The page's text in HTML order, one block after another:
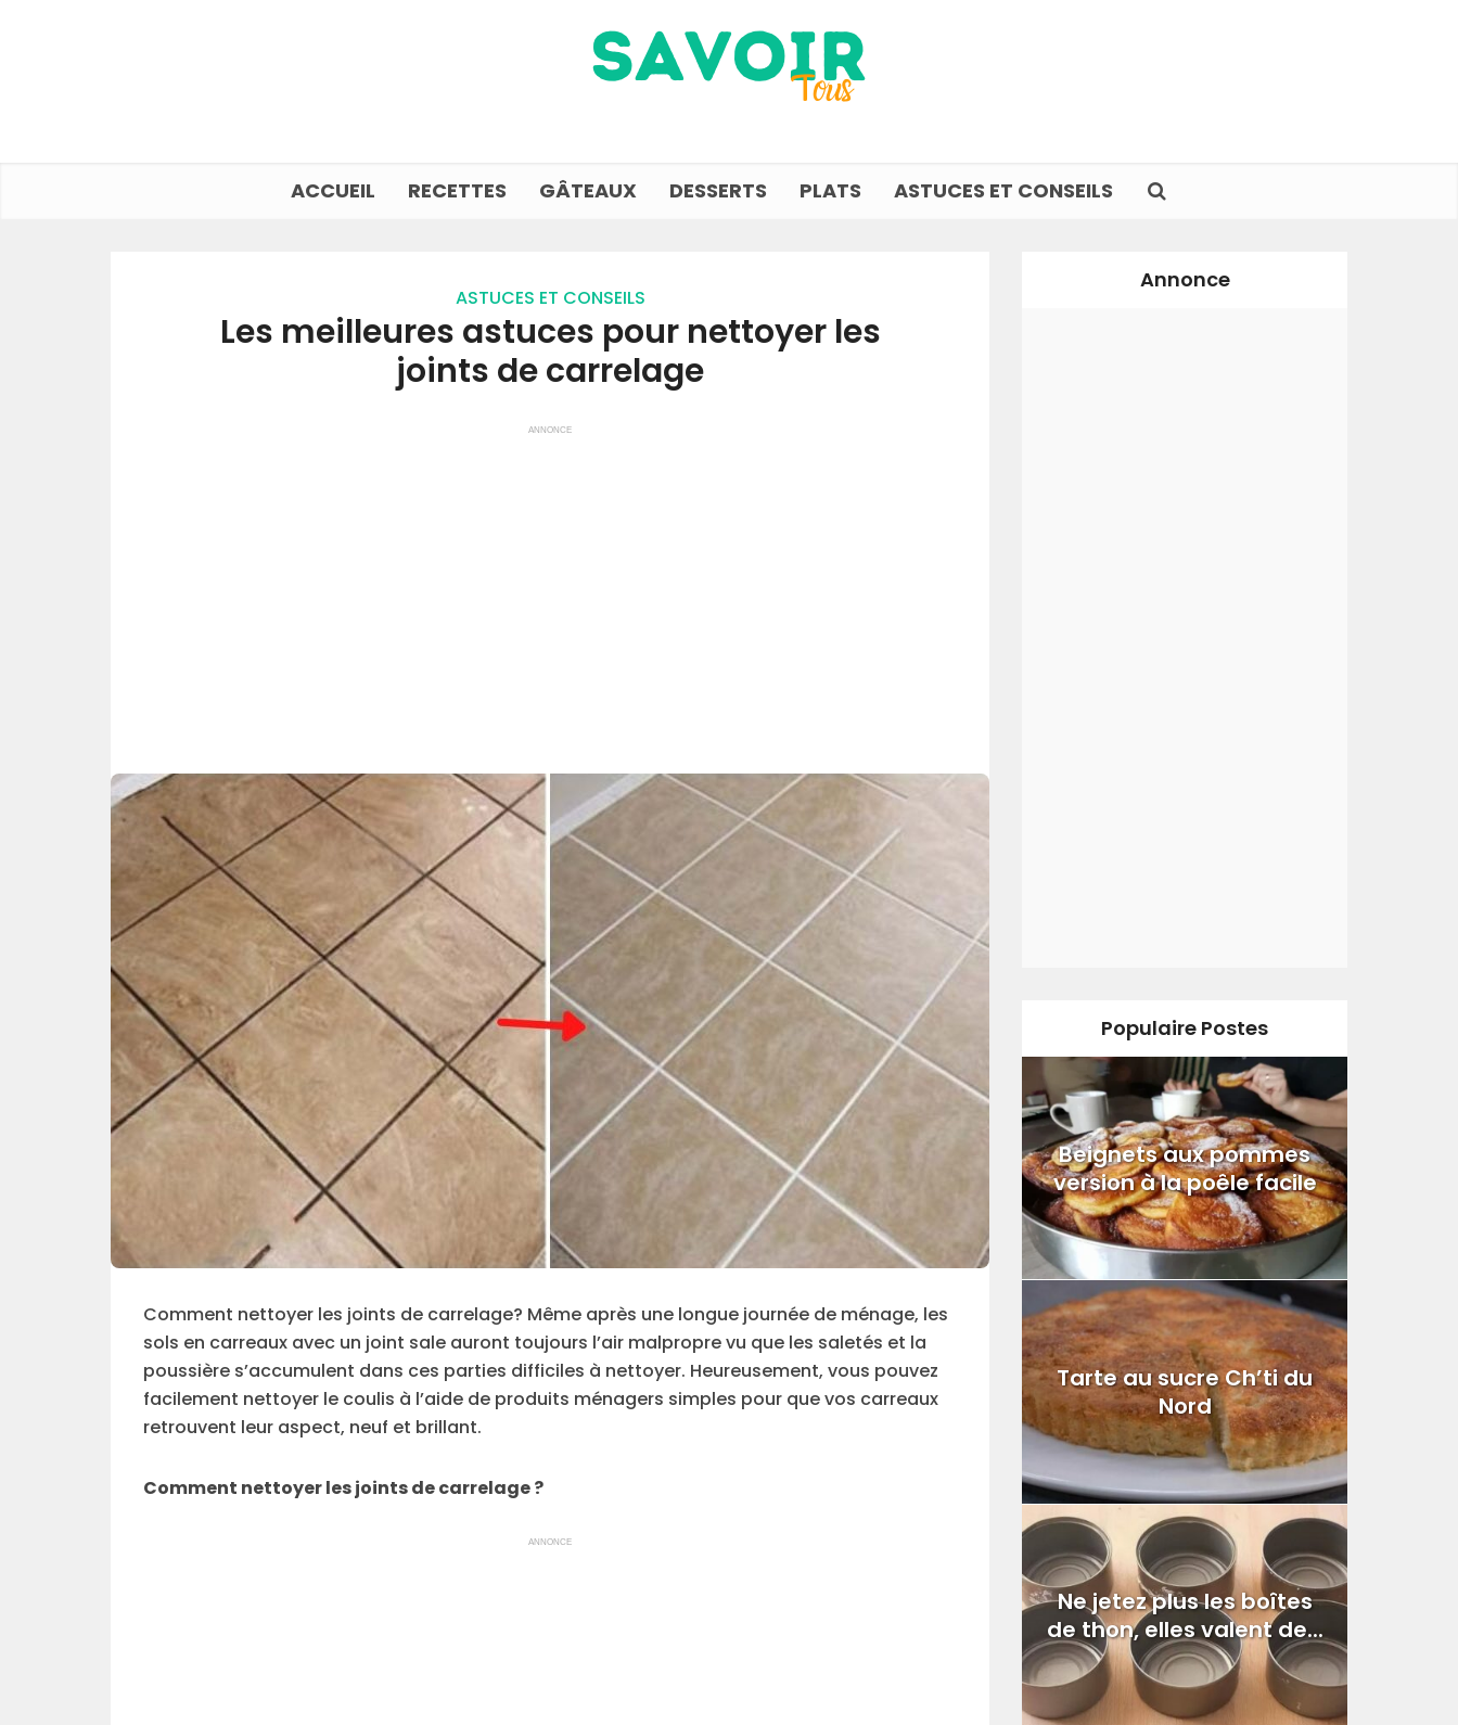
ACCUEIL RECETTES GÂTEAUX DESSERTS PLATS ASTUCES ET CONSEILS
ASTUCES ET CONSEILS
Les meilleures astuces pour nettoyer les
joints de carrelage
ANNONCE
Comment nettoyer les joints de carrelage? Même après une longue journée de ménage, les
sols en carreaux avec un joint sale auront toujours l’air malpropre vu que les saletés et la
poussière s’accumulent dans ces parties difficiles à nettoyer. Heureusement, vous pouvez
facilement nettoyer le coulis à l’aide de produits ménagers simples pour que vos carreaux
retrouvent leur aspect, neuf et brillant.
Comment nettoyer les joints de carrelage ?
ANNONCE
Annonce
Populaire Postes
Beignets aux pommes
version à la poêle facile
Tarte au sucre Ch’ti du
Nord
Ne jetez plus les boîtes
de thon, elles valent de...